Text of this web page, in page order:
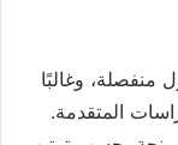
منفصلة، وغالبًا
المتقدمة.